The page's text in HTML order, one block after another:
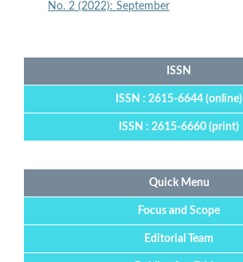
No. 2 (2022): September
ISSN
ISSN : 2615-6644 (online)
ISSN : 2615-6660 (print)
Quick Menu
Focus and Scope
Editorial Team